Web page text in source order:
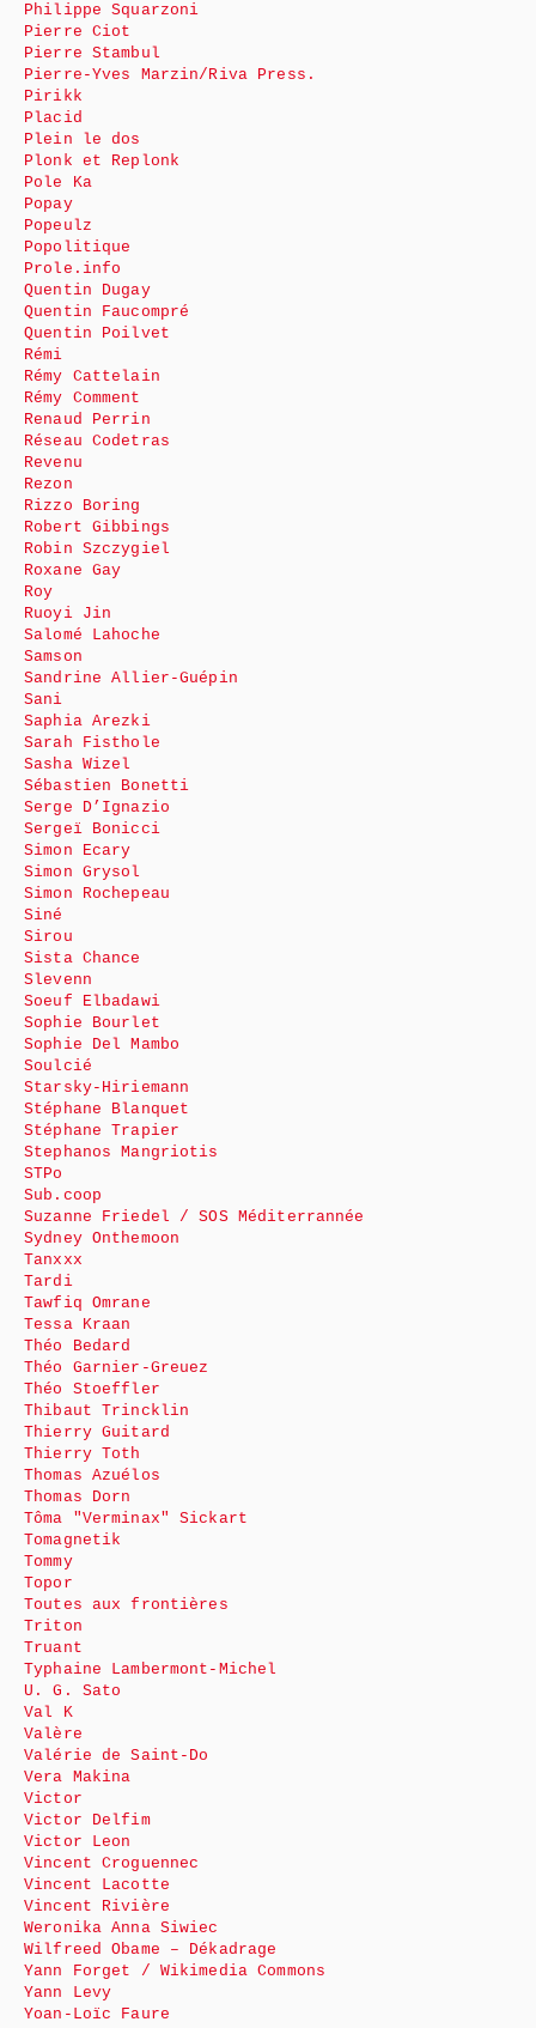
Philippe Squarzoni
Pierre Ciot
Pierre Stambul
Pierre-Yves Marzin/Riva Press.
Pirikk
Placid
Plein le dos
Plonk et Replonk
Pole Ka
Popay
Popeulz
Popolitique
Prole.info
Quentin Dugay
Quentin Faucompré
Quentin Poilvet
Rémi
Rémy Cattelain
Rémy Comment
Renaud Perrin
Réseau Codetras
Revenu
Rezon
Rizzo Boring
Robert Gibbings
Robin Szczygiel
Roxane Gay
Roy
Ruoyi Jin
Salomé Lahoche
Samson
Sandrine Allier-Guépin
Sani
Saphia Arezki
Sarah Fisthole
Sasha Wizel
Sébastien Bonetti
Serge D’Ignazio
Sergeï Bonicci
Simon Ecary
Simon Grysol
Simon Rochepeau
Siné
Sirou
Sista Chance
Slevenn
Soeuf Elbadawi
Sophie Bourlet
Sophie Del Mambo
Soulcié
Starsky-Hiriemann
Stéphane Blanquet
Stéphane Trapier
Stephanos Mangriotis
STPo
Sub.coop
Suzanne Friedel / SOS Méditerrannée
Sydney Onthemoon
Tanxxx
Tardi
Tawfiq Omrane
Tessa Kraan
Théo Bedard
Théo Garnier-Greuez
Théo Stoeffler
Thibaut Trincklin
Thierry Guitard
Thierry Toth
Thomas Azuélos
Thomas Dorn
Tôma "Verminax" Sickart
Tomagnetik
Tommy
Topor
Toutes aux frontières
Triton
Truant
Typhaine Lambermont-Michel
U. G. Sato
Val K
Valère
Valérie de Saint-Do
Vera Makina
Victor
Victor Delfim
Victor Leon
Vincent Croguennec
Vincent Lacotte
Vincent Rivière
Weronika Anna Siwiec
Wilfreed Obame – Dékadrage
Yann Forget / Wikimedia Commons
Yann Levy
Yoan-Loïc Faure